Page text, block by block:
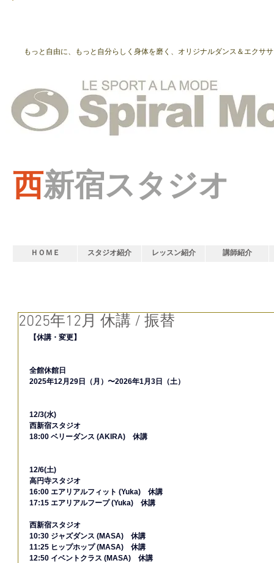
もっと自由に、もっと自分らしく身体を磨く、オリジナルダンス＆エクサ
西新宿スタジオ
ＨＯＭＥ スタジオ紹介 レッスン紹介 講師紹介
2025年12月 休講 / 振替
【休講・変更】
全館休館日
2025年12月29日（月）〜2026年1月3日（土）
12/3(水)
西新宿スタジオ
18:00 ベリーダンス (AKIRA)　休講
12/6(土)
高円寺スタジオ
16:00 エアリアルフィット (Yuka)　休講
17:15 エアリアルフープ (Yuka)　休講
西新宿スタジオ
10:30 ジャズダンス (MASA)　休講
11:25 ヒップホップ (MASA)　休講
12:50 イベントクラス (MASA)　休講